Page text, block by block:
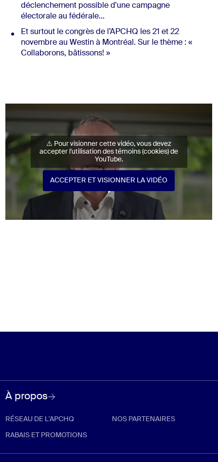
déclenchement possible d'une campagne
électorale au fédérale...
Et surtout le congrès de l’APCHQ les 21 et 22
novembre au Westin à Montréal. Sur le thème : «
Collaborons, bâtissons! »
⚠️ Pour visionner cette vidéo, vous devez
accepter l'utilisation des témoins (cookies) de
YouTube.
ACCEPTER ET VISIONNER LA VIDÉO
ACCEPTER ET VISIONNER LA VIDÉO
À propos
RÉSEAU DE L'APCHQ NOS PARTENAIRES
RABAIS ET PROMOTIONS